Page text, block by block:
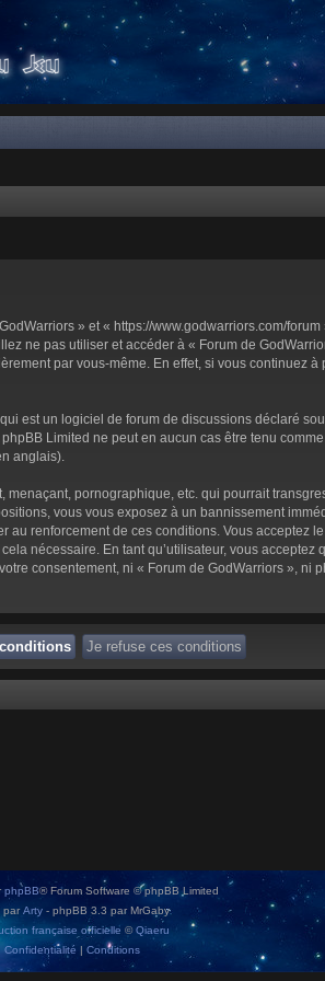
» et « https://www.godwarriors.com/
ne pas utiliser et accéder à « Forum de
par vous-même. En effet, si vous continuez
est un logiciel de forum de discussions déclaré
Limited ne peut en aucun cas être tenu
anglais).
pornographique, etc. qui pourrait
vous vous exposez à un bannissement
renforcement de ces conditions. Vous acceptez
nécessaire. En tant qu’utilisateur, vous
consentement, ni « Forum de GodWarriors », ni
phpBB® Forum Software © phpBB Limited
par Arty - phpBB 3.3 par MrGaby
française officielle ©Qiaeru
Confidentialité | Conditions